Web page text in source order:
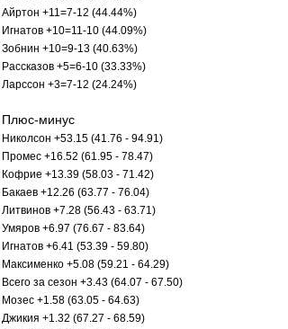
Айртон +11=7-12 (44.44%)
Игнатов +10=11-10 (44.09%)
Зобнин +10=9-13 (40.63%)
Рассказов +5=6-10 (33.33%)
Ларссон +3=7-12 (24.24%)
Плюс-минус
Николсон +53.15 (41.76 - 94.91)
Промес +16.52 (61.95 - 78.47)
Кофрие +13.39 (58.03 - 71.42)
Бакаев +12.26 (63.77 - 76.04)
Литвинов +7.28 (56.43 - 63.71)
Умяров +6.97 (76.67 - 83.64)
Игнатов +6.41 (53.39 - 59.80)
Максименко +5.08 (59.21 - 64.29)
Всего за сезон +3.43 (64.07 - 67.50)
Мозес +1.58 (63.05 - 64.63)
Джикия +1.32 (67.27 - 68.59)